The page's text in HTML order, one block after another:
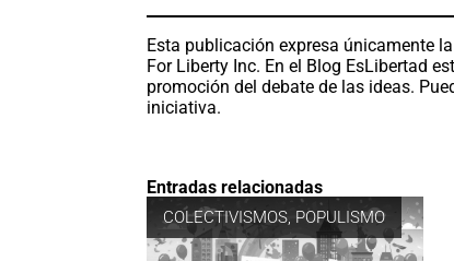
Esta publicación expresa únicamente
For Liberty Inc. En el Blog EsLibertad
promoción del debate de las ideas.
iniciativa.
Entradas relacionadas
COLECTIVISMOS, POPULISMO